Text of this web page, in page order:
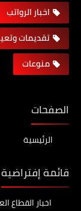
اخبار الرواتب
تقديمات
منوعات
الصفحات
الرئيسية
قائمة إفتراضية
اخبار القطاع